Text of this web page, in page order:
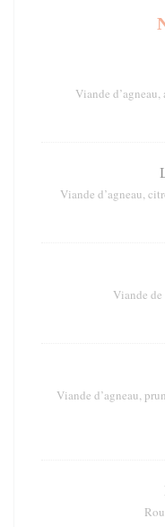
Viande
Viande d’agneau,
Viande
Viande d’agneau,